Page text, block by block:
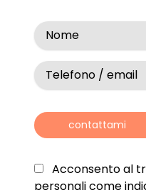
contattami
Acconsento al
personali come